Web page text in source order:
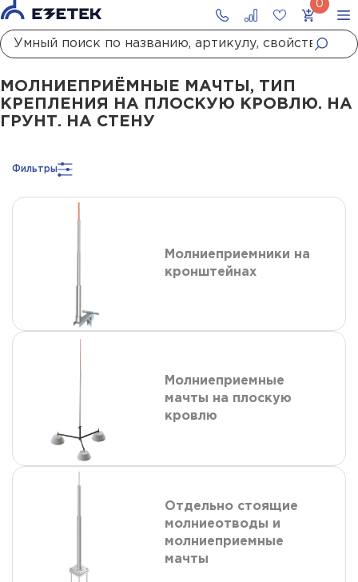
ГлавнаяКаталог МолниезащитаМолниеприёмные мачты
МОЛНИЕПРИЁМНЫЕ МАЧТЫ, ТИП
КРЕПЛЕНИЯ НА ПЛОСКУЮ КРОВЛЮ. НА
ГРУНТ. НА СТЕНУ
Фильтры
Молниеприемники на
кронштейнах
Молниеприемные
мачты на плоскую
кровлю
Отдельно стоящие
молниеотводы и
молниеприемные
мачты